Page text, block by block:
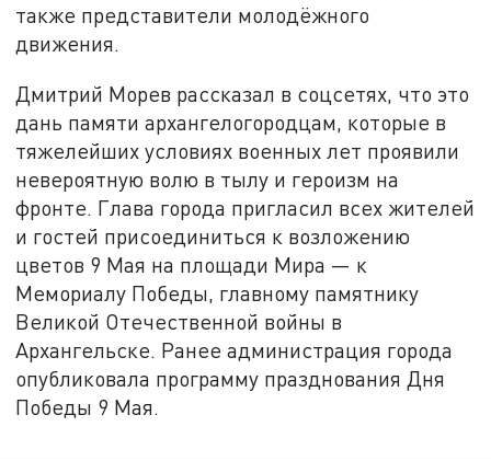
также представители молодёжного
движения.
Дмитрий Морев рассказал в соцсетях, что это
дань памяти архангелогородцам, которые в
тяжелейших условиях военных лет проявили
невероятную волю в тылу и героизм на
фронте. Глава города пригласил всех жителей
и гостей присоединиться к возложению
цветов 9 Мая на площади Мира — к
Мемориалу Победы, главному памятнику
Великой Отечественной войны в
Архангельске. Ранее администрация города
опубликовала программу празднования Дня
Победы 9 Мая.